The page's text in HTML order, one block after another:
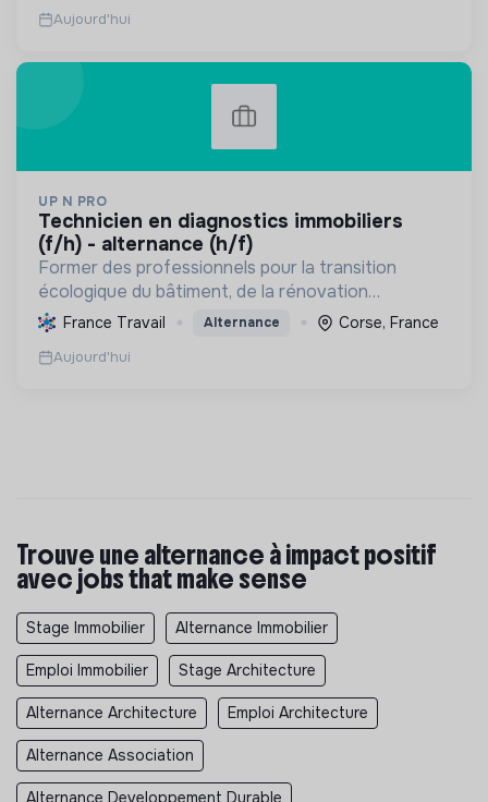
Aujourd'hui
UP N PRO
technicien en diagnostics immobiliers
(f/h) - alternance (h/f)
Former des professionnels pour la transition
écologique du bâtiment, de la rénovation
énergétique à la gestion durable, favorisant
l'emploi et la sensibilisation environnementale.
France Travail Alternance Corse, France
Aujourd'hui
Trouve une alternance à impact positif
avec jobs that make sense
Stage Immobilier Alternance Immobilier
Emploi Immobilier Stage Architecture
Alternance Architecture Emploi Architecture
Alternance Association
Alternance Developpement Durable